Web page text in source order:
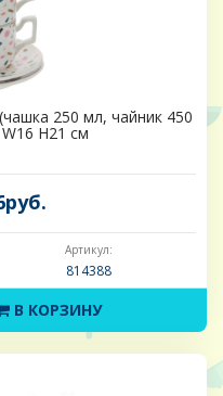
250 мл, чайник 450
H21 см
Артикул:
814388
В КОРЗИНУ